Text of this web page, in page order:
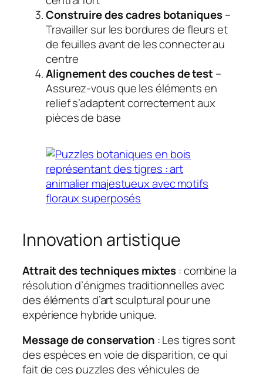
Construire des cadres botaniques–
Travailler sur les bordures de fleurs et
de feuilles avant de les connecter au
centre
Alignement des couches de test–
Assurez-vous que les éléments en
relief s’adaptent correctement aux
pièces de base
Innovation artistique
Attrait des techniques mixtes : combine la
résolution d’énigmes traditionnelles avec
des éléments d’art sculptural pour une
expérience hybride unique.
Message de conservation : Les tigres sont
des espèces en voie de disparition, ce qui
fait de ces puzzles des véhicules de